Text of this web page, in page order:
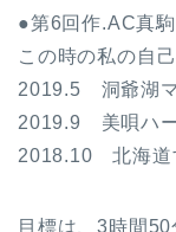
●第6回作.AC真
この時の私の自
2019.5 洞爺湖
2019.9 美唄ハ
2018.10 北海道
目標は、3時間